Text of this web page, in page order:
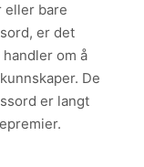
eller bare
er det
om å
De
er langt